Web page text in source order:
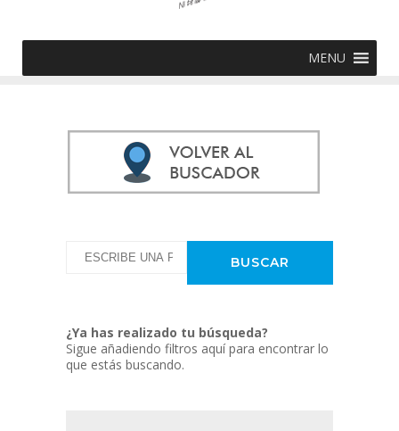
MENU
¿Ya has realizado tu búsqueda?
Sigue añadiendo filtros aquí para encontrar lo
que estás buscando.